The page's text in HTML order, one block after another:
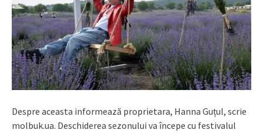
Despre aceasta informează proprietara, Hanna Guțul, scrie
molbuk.ua. Deschiderea sezonului va începe cu festivalul